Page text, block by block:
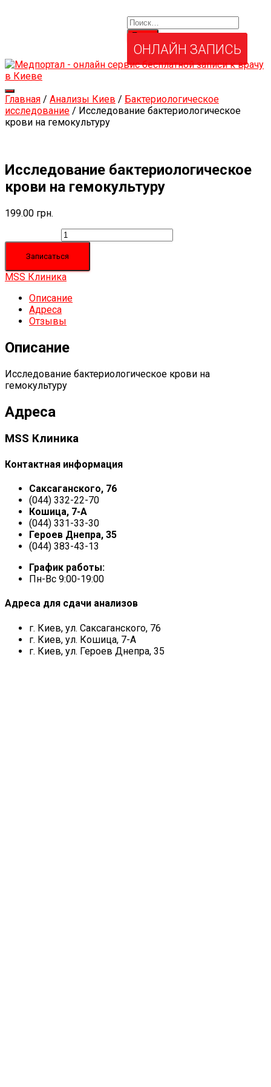
ОНЛАЙН ЗАПИСЬ
Переключить
навигацию
Главная / Анализы Киев / Бактериологическое
исследование / Исследование бактериологическое
крови на гемокультуру
Исследование бактериологическое
крови на гемокультуру
199.00 грн.
Записаться
MSS Клиника
Описание
Адреса
Отзывы
Описание
Исследование бактериологическое крови на
гемокультуру
Адреса
MSS Клиника
Контактная информация
Саксаганского, 76
(044) 332-22-70
Кошица, 7-А
(044) 331-33-30
Героев Днепра, 35
(044) 383-43-13
График работы:
Пн-Вс 9:00-19:00
Адреса для сдачи анализов
г. Киев, ул. Саксаганского, 76
г. Киев, ул. Кошица, 7-А
г. Киев, ул. Героев Днепра, 35